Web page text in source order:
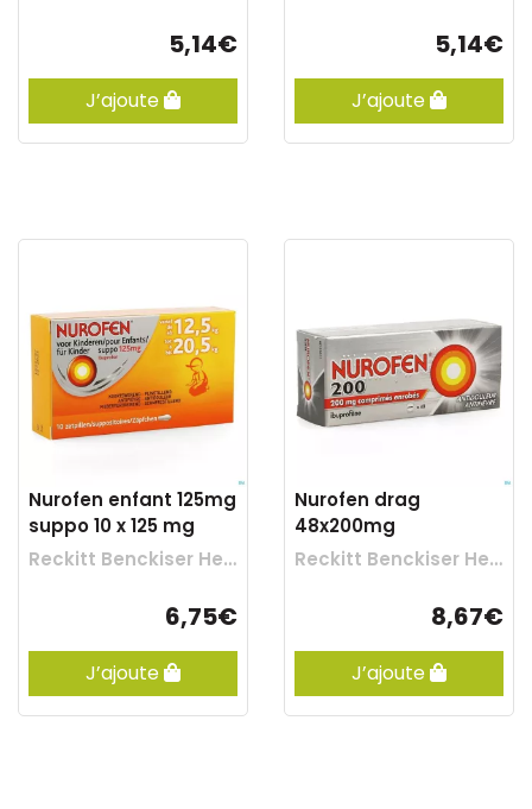
5,14€
J’ajoute
5,14€
J’ajoute
Nurofen enfant 125mg
suppo 10 x 125 mg
Reckitt Benckiser Healthcare
6,75€
J’ajoute
Nurofen drag
48x200mg
Reckitt Benckiser Healthcare
8,67€
J’ajoute